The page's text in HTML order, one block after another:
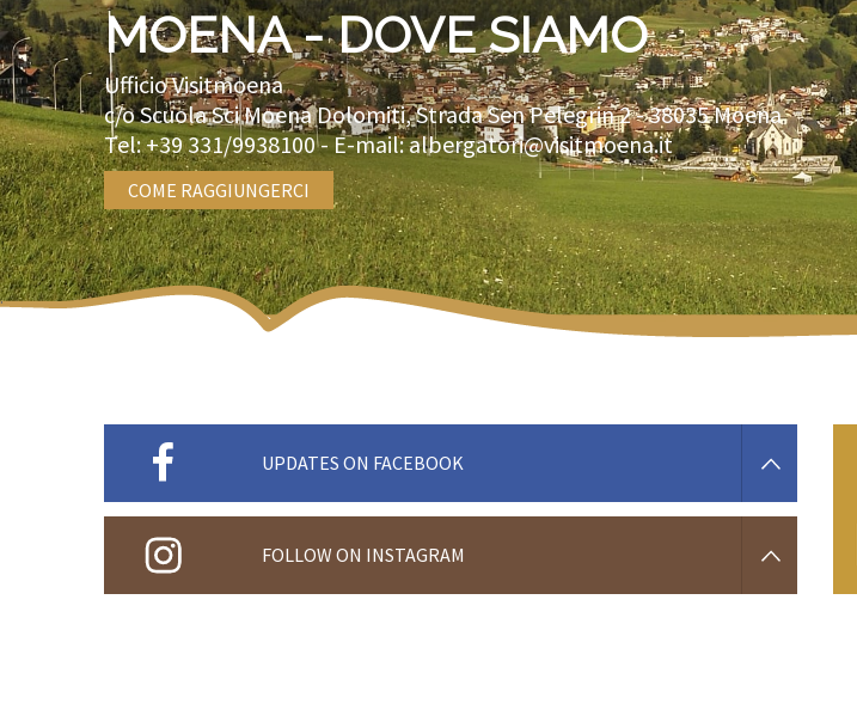
MOENA - DOVE SIAMO
Ufficio Visitmoena
c/o Scuola Sci Moena Dolomiti, Strada Sen Pelegrin 2 -38035Moena
Tel:+39 331/9938100- E-mail:albergatori@visitmoena.it
COME RAGGIUNGERCI
UPDATES ON FACEBOOK
FOLLOW ON INSTAGRAM